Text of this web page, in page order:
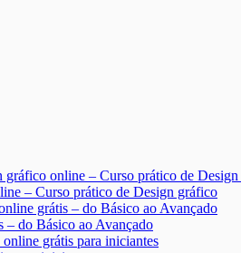
– Curso prático de Design gráfico
– do Básico ao Avançado